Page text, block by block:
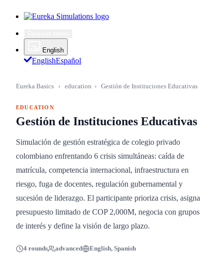
English
EnglishEspañol
Eureka Basics › education › Gestión de Instituciones Educativas
EDUCATION
Gestión de Instituciones Educativas
Simulación de gestión estratégica de colegio privado
colombiano enfrentando 6 crisis simultáneas: caída de
matrícula, competencia internacional, infraestructura en
riesgo, fuga de docentes, regulación gubernamental y
sucesión de liderazgo. El participante prioriza crisis, asigna
presupuesto limitado de COP 2,000M, negocia con grupos
de interés y define la visión de largo plazo.
4 rounds advanced English, Spanish